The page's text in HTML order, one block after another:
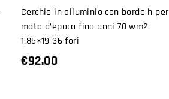
Cerchio in alluminio con bordo h per
moto d’epoca fino anni 70 wm2
1,85×19 36 fori
€92.00